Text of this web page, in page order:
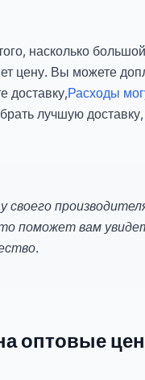
насколько
цену. Вы можете
доставку,Расходы
лучшую
своего
поможет вам
оптовые